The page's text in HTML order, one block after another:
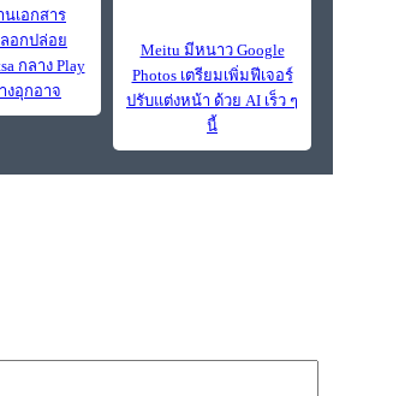
เอกสาร
อกปล่อย
กลาง Play
งอุกอาจ
Meitu มีหนาว Google
Photos เตรียมเพิ่มฟีเจอร์
ปรับแต่งหน้า ด้วย AI เร็ว ๆ
นี้